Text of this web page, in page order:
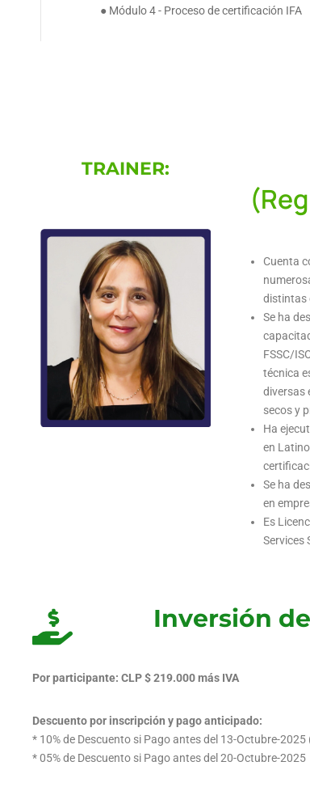
● Módulo 4 - Proceso de certificación IFA
TRAINER:
Cuenta
distintas
Se ha
FSSC/
técnica
diversas
secos y
Ha
en
Se ha
en
Es
Services
Inversión
Por participante: CLP $ 219.000 más IVA
Descuento por inscripción y pago anticipado:
* 10% de Descuento si Pago antes del 13-Octubre-
* 05% de Descuento si Pago antes del 20-Octubre-